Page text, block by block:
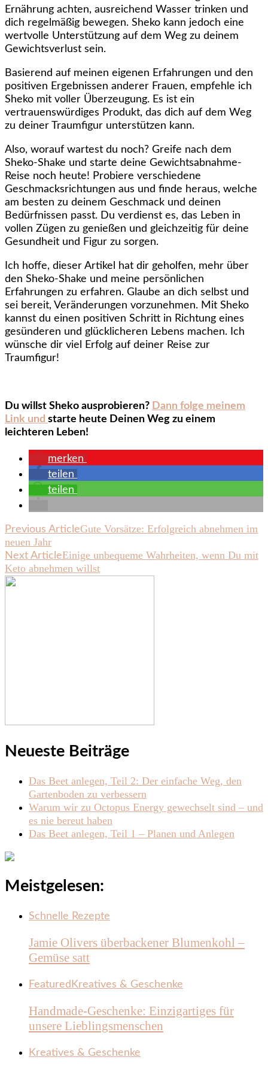
Ernährung achten, ausreichend Wasser trinken und
dich regelmäßig bewegen. Sheko kann jedoch eine
wertvolle Unterstützung auf dem Weg zu deinem
Gewichtsverlust sein.
Basierend auf meinen eigenen Erfahrungen und den
positiven Ergebnissen anderer Frauen, empfehle ich
Sheko mit voller Überzeugung. Es ist ein
vertrauenswürdiges Produkt, das dich auf dem Weg
zu deiner Traumfigur unterstützen kann.
Also, worauf wartest du noch? Greife nach dem
Sheko-Shake und starte deine Gewichtsabnahme-
Reise noch heute! Probiere verschiedene
Geschmacksrichtungen aus und finde heraus, welche
am besten zu deinem Geschmack und deinen
Bedürfnissen passt. Du verdienst es, das Leben in
vollen Zügen zu genießen und gleichzeitig für deine
Gesundheit und Figur zu sorgen.
Ich hoffe, dieser Artikel hat dir geholfen, mehr über
den Sheko-Shake und meine persönlichen
Erfahrungen zu erfahren. Glaube an dich selbst und
sei bereit, Veränderungen vorzunehmen. Mit Sheko
kannst du einen positiven Schritt in Richtung eines
gesünderen und glücklicheren Lebens machen. Ich
wünsche dir viel Erfolg auf deiner Reise zur
Traumfigur!
Du willst Sheko ausprobieren? Dann folge meinem
Link und starte heute Deinen Weg zu einem
leichteren Leben!
merken
teilen
teilen
Post
Navigation
Previous ArticleGute Vorsätze: Erfolgreich abnehmen im
neuen Jahr
Next ArticleEinige unbequeme Wahrheiten, wenn Du mit
Keto abnehmen willst
Neueste Beiträge
Das Beet anlegen, Teil 2: Der einfache Weg, den
Gartenboden zu verbessern
Warum wir zu Octopus Energy gewechselt sind – und
es nie bereut haben
Das Beet anlegen, Teil 1 – Planen und Anlegen
Meistgelesen:
Schnelle Rezepte
Jamie Olivers überbackener Blumenkohl –
Gemüse satt
Featured Kreatives & Geschenke
Handmade-Geschenke: Einzigartiges für
unsere Lieblingsmenschen
Kreatives & Geschenke